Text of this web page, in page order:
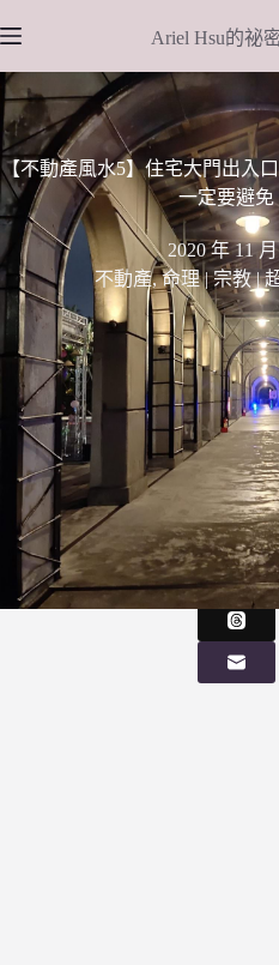
至
主
要
內
容
Ariel Hsu的祕
【不動產風水5】住宅大門出入
一定要避免
2020 年 11
不動產,命理 | 宗教 |